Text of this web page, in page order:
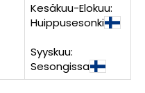
Kesäkuu-Elokuu:
Huippusesonki
Syyskuu:
Sesongissa